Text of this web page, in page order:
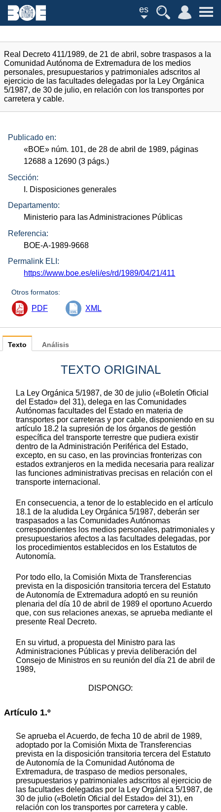
es
Real Decreto 411/1989, de 21 de abril, sobre traspasos a la
Comunidad Autónoma de Extremadura de los medios
personales, presupuestarios y patrimoniales adscritos al
ejercicio de las facultades delegadas por la Ley Orgánica
5/1987, de 30 de julio, en relación con los transportes por
carretera y cable.
Publicado en:
«BOE» núm. 101, de 28 de abril de 1989, páginas
12688 a 12690 (3 págs.)
Sección:
I. Disposiciones generales
Departamento:
Ministerio para las Administraciones Públicas
Referencia:
BOE-A-1989-9668
Permalink ELI:
https://www.boe.es/eli/es/rd/1989/04/21/411
Otros formatos:
PDF XML
Texto
TEXTO ORIGINAL
La Ley Orgánica 5/1987, de 30 de julio («Boletín Oficial
del Estado» del 31), delega en las Comunidades
Autónomas facultades del Estado en materia de
transportes por carreteras y por cable, disponiendo en su
artículo 18.2 la supresión de los órganos de gestión
específica del transporte terrestre que pudiera existir
dentro de la Administración Periférica del Estado,
excepto, en su caso, en las provincias fronterizas con
estados extranjeros en la medida necesaria para realizar
las funciones administrativas precisas en relación con el
transporte internacional.
En consecuencia, a tenor de lo establecido en el artículo
18.1 de la aludida Ley Orgánica 5/1987, deberán ser
traspasados a las Comunidades Autónomas
correspondientes los medios personales, patrimoniales y
presupuestarios afectos a las facultades delegadas, por
los procedimientos establecidos en los Estatutos de
Autonomía.
Por todo ello, la Comisión Mixta de Transferencias
prevista en la disposición transitoria tercera del Estatuto
de Autonomía de Extremadura adoptó en su reunión
plenaria del día 10 de abril de 1989 el oportuno Acuerdo
que, con sus relaciones anexas, se aprueba mediante el
presente Real Decreto.
En su virtud, a propuesta del Ministro para las
Administraciones Públicas y previa deliberación del
Consejo de Ministros en su reunión del día 21 de abril de
1989,
DISPONGO:
Artículo 1.º
Se aprueba el Acuerdo, de fecha 10 de abril de 1989,
adoptado por la Comisión Mixta de Transferencias
prevista en la disposición transitoria tercera del Estatuto
de Autonomía de la Comunidad Autónoma de
Extremadura, de traspaso de medios personales,
presupuestarios y patrimoniales adscritos al ejercicio de
las facultades delegadas por la Ley Orgánica 5/1987, de
30 de julio («Boletín Oficial del Estado» del 31), en
relación con los transportes por carretera y cable.
Análisis